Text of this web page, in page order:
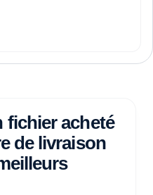
fichier acheté
de livraison